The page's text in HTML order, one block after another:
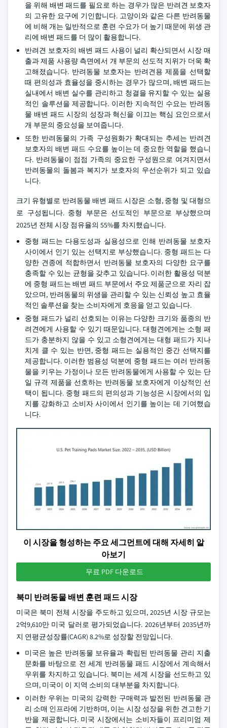
을 위해 배변 패드를 필요로 하는 경우가 많은 반려견 보호자
의 고유한 요구에 기인합니다. 고양이와 같은 다른 반려동물
에 비해 개는 일반적으로 훈련 수요가 더 높기 때문에 위생 관
리에 배변 패드를 더 많이 활용합니다.
반려견 보호자의 배변 패드 사용이 널리 확산되면서 시장 매
출과 제품 사용량 측면에서 개 부문의 선도적 지위가 더욱 확
고해졌습니다. 반려동물 보호자는 반려견용 제품을 선택할
때 편의성과 효율성을 중시하는 경우가 많으며, 배변 패드는
실내에서 배변 실수를 관리하고 청결을 유지할 수 있는 실용
적인 솔루션을 제공합니다. 이러한 지속적인 수요는 반려동
물 배변 패드 시장의 성장과 혁신을 이끄는 핵심 요인으로서
개 부문의 중요성을 보여줍니다.
또한 반려동물의 가족 구성원화가 확대되는 추세는 반려견
보호자의 배변 패드 수요를 높이는 데 중요한 역할을 했습니
다. 반려동물이 점점 가족의 중요한 구성원으로 여겨지면서
반려동물의 돌봄과 복지가 보호자의 우선순위가 되고 있습
니다.
크기 유형별로 반려동물 배변 패드 시장은 소형, 중형 및 대형으
로 구성됩니다. 중형 부문은 선도적인 부문으로 부상했으며
2025년 전체 시장 점유율의 55%를 차지했습니다.
중형 패드는 다용도성과 실용성으로 인해 반려동물 보호자
사이에서 인기 있는 선택지로 부상했습니다. 중형 패드는 다
양한 견종에 적합하면서 반려동물 보호자의 다양한 요구를
충족할 수 있는 균형을 갖추고 있습니다. 이러한 활용성 덕분
에 중형 패드는 배변 패드 부문에서 주요 제품군으로 자리 잡
았으며, 반려동물의 위생을 관리할 수 있는 신뢰성 높고 효율
적인 솔루션을 찾는 소비자에게 호응을 얻고 있습니다.
중형 패드가 널리 선호되는 이유는 다양한 크기와 품종의 반
려견에게 사용할 수 있기 때문입니다. 대형견에게는 소형 패
드가 충분하지 않을 수 있고 소형견에게는 대형 패드가 지나
치게 클 수 있는 반면, 중형 패드는 실용적인 중간 선택지를
제공합니다. 이러한 범용성 덕분에 중형 패드는 여러 반려동
물을 키우는 가정이나 모든 반려동물에게 사용할 수 있는 단
일 규격 제품을 선호하는 반려동물 보호자에게 이상적인 선
택이 됩니다. 중형 패드의 편의성과 기능성은 시장에서의 입
지를 강화하고 소비자 사이에서 인기를 높이는 데 기여했습
니다.
이 시장을 형성하는 주요 세그먼트에 대해 자세히 알
아보기
무료 PDF 다운로드
북미 반려동물 배변 훈련 패드 시장
미국은 북미 전체 시장을 주도하고 있으며, 2025년 시장 규모는
2억9,610만 미국 달러로 평가되었습니다. 2026년부터 2035년까
지 연평균성장률(CAGR) 8.2%로 성장할 전망입니다.
미국은 높은 반려동물 보유율과 확립된 반려동물 관리 지출
문화를 바탕으로 전 세계 반려동물 패드 시장에서 계속해서
우위를 차지하고 있습니다. 북미는 세계 시장을 선도하고 있
으며, 미국이 이 지역 소비의 대부분을 차지합니다.
이러한 우위는 미국의 강력한 구매력과 발전된 반려동물 관
리 소매 인프라에 기반하며, 이는 시장 성장을 위한 견고한 기
반을 제공합니다. 미국 시장에서는 소비자들이 프리미엄 제